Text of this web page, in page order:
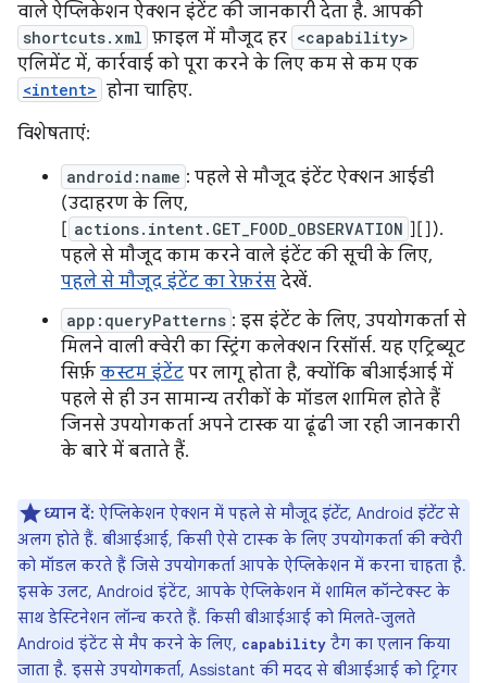
वाले ऐप्लिकेशन ऐक्शन इंटेंट की जानकारी देता है. आपकी
shortcuts.xml फ़ाइल में मौजूद हर <capability>
एलिमेंट में, कार्रवाई को पूरा करने के लिए कम से कम एक
<intent> होना चाहिए.
विशेषताएं:
android:name : पहले से मौजूद इंटेंट ऐक्शन आईडी
(उदाहरण के लिए,
[ actions.intent.GET_FOOD_OBSERVATION ][]).
पहले से मौजूद काम करने वाले इंटेंट की सूची के लिए,
पहले से मौजूद इंटेंट का रेफ़रंस देखें.
app:queryPatterns : इस इंटेंट के लिए, उपयोगकर्ता से
मिलने वाली क्वेरी का स्ट्रिंग कलेक्शन रिसॉर्स. यह एट्रिब्यूट
सिर्फ़ कस्टम इंटेंट पर लागू होता है, क्योंकि बीआईआई में
पहले से ही उन सामान्य तरीकों के मॉडल शामिल होते हैं
जिनसे उपयोगकर्ता अपने टास्क या ढूंढी जा रही जानकारी
के बारे में बताते हैं.
ध्यान दें: ऐप्लिकेशन ऐक्शन में पहले से मौजूद इंटेंट, Android इंटेंटसे
अलग होते हैं. बीआईआई, किसी ऐसे टास्क के लिए उपयोगकर्ता की क्वेरी
को मॉडल करते हैं जिसे उपयोगकर्ता आपके ऐप्लिकेशन में करना चाहता है.
इसके उलट, Android इंटेंट, आपके ऐप्लिकेशन में शामिल कॉन्टेक्स्ट के
साथ डेस्टिनेशन लॉन्च करते हैं. किसी बीआईआई को मिलते-जुलते
Android इंटेंट से मैप करने के लिए, capability टैग का एलान किया
जाता है. इससे उपयोगकर्ता, Assistant की मदद से बीआईआई को ट्रिगर